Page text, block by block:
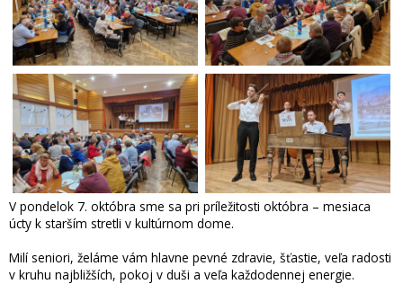
V pondelok 7. októbra sme sa pri príležitosti októbra – mesiaca
úcty k starším stretli v kultúrnom dome.
Milí seniori, želáme vám hlavne pevné zdravie, šťastie, veľa radosti
v kruhu najbližších, pokoj v duši a veľa každodennej energie.